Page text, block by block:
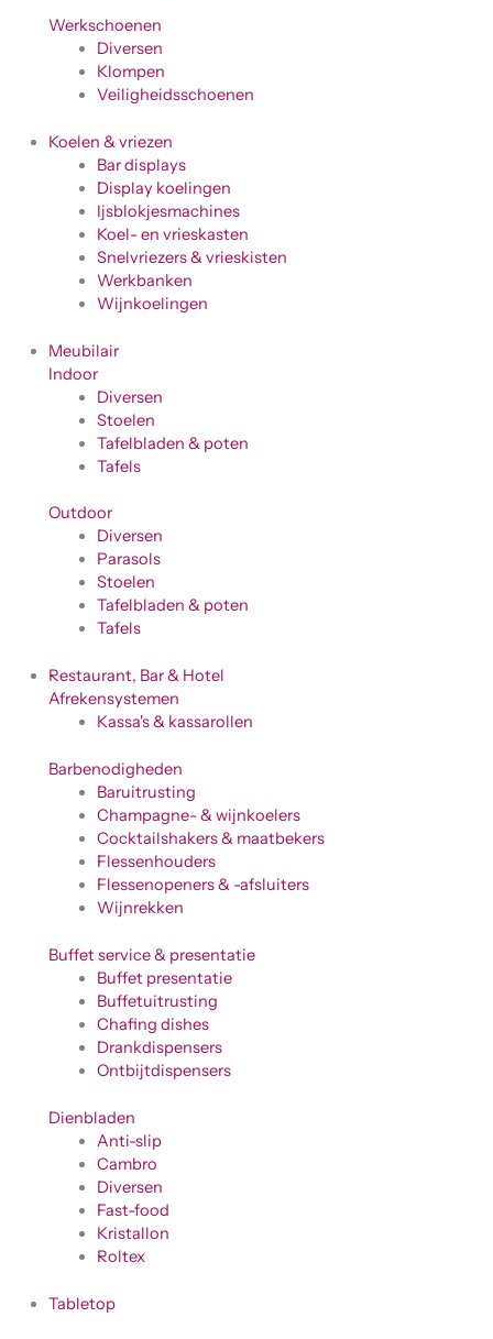
Werkschoenen
Diversen
Klompen
Veiligheidsschoenen
Koelen & vriezen
Bar displays
Display koelingen
Ijsblokjesmachines
Koel- en vrieskasten
Snelvriezers & vrieskisten
Werkbanken
Wijnkoelingen
Meubilair
Indoor
Diversen
Stoelen
Tafelbladen & poten
Tafels
Outdoor
Diversen
Parasols
Stoelen
Tafelbladen & poten
Tafels
Restaurant, Bar & Hotel
Afrekensystemen
Kassa's & kassarollen
Barbenodigheden
Baruitrusting
Champagne- & wijnkoelers
Cocktailshakers & maatbekers
Flessenhouders
Flessenopeners & -afsluiters
Wijnrekken
Buffet service & presentatie
Buffet presentatie
Buffetuitrusting
Chafing dishes
Drankdispensers
Ontbijtdispensers
Dienbladen
Anti-slip
Cambro
Diversen
Fast-food
Kristallon
Roltex
Tabletop